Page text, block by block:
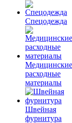
Спецодежда
Медицинские
расходные
материалы
Швейная
фурнитура